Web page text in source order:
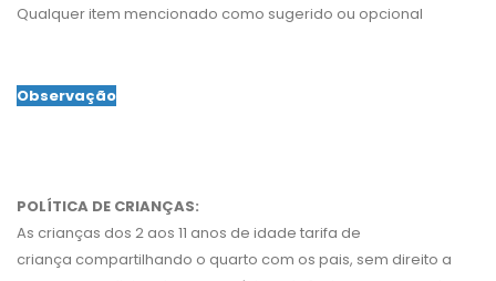
Qualquer item mencionado como sugerido ou opcional
Observação
POLÍTICA DE CRIANÇAS:
As crianças dos 2 aos 11 anos de idade tarifa de
criança compartilhando o quarto com os pais, sem direito a